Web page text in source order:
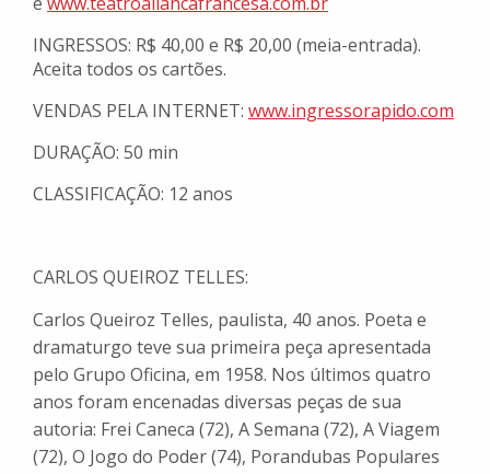
INGRESSOS: R$ 40,00 e R$ 20,00 (meia-entrada).
Aceita todos os cartões.
VENDAS PELA INTERNET: www.ingressorapido.com
DURAÇÃO: 50 min
CLASSIFICAÇÃO: 12 anos
CARLOS QUEIROZ TELLES:
Carlos Queiroz Telles, paulista, 40 anos. Poeta e
dramaturgo teve sua primeira peça apresentada
pelo Grupo Oficina, em 1958. Nos últimos quatro
anos foram encenadas diversas peças de sua
autoria: Frei Caneca (72), A Semana (72), A Viagem
(72), O Jogo do Poder (74), Porandubas Populares